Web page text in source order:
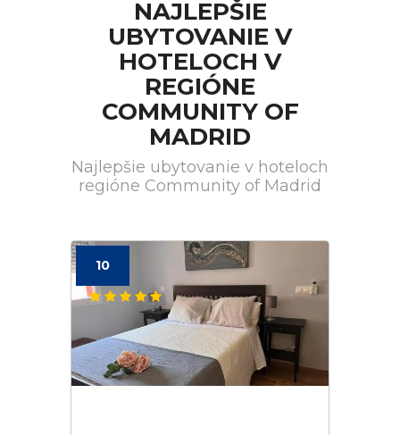
NAJLEPŠIE
UBYTOVANIE V
HOTELOCH V
REGIÓNE
COMMUNITY OF
MADRID
Najlepšie ubytovanie v hoteloch
regióne Community of Madrid
10